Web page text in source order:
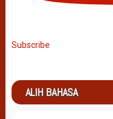
Subscribe
ALIH BAHASA